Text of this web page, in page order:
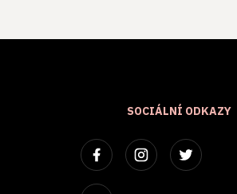
SOCIÁLNÍ ODKAZY